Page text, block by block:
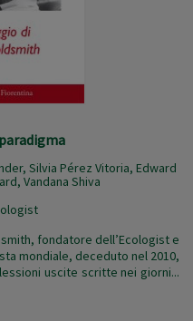
, Silvia Pérez Vitoria, Edward
, Vandana Shiva
fondatore dell’Ecologist e
mondiale, deceduto nel 2010,
uscite scritte nei giorni...